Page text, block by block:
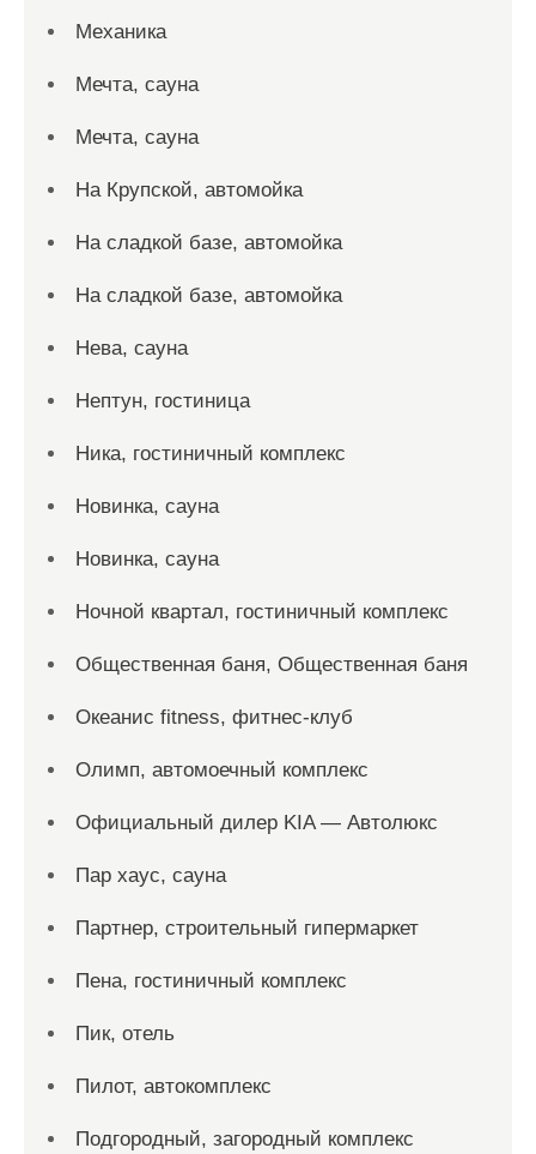
Механика
Мечта, сауна
Мечта, сауна
На Крупской, автомойка
На сладкой базе, автомойка
На сладкой базе, автомойка
Нева, сауна
Нептун, гостиница
Ника, гостиничный комплекс
Новинка, сауна
Новинка, сауна
Ночной квартал, гостиничный комплекс
Общественная баня, Общественная баня
Океанис fitness, фитнес-клуб
Олимп, автомоечный комплекс
Официальный дилер KIA — Автолюкс
Пар хаус, сауна
Партнер, строительный гипермаркет
Пена, гостиничный комплекс
Пик, отель
Пилот, автокомплекс
Подгородный, загородный комплекс